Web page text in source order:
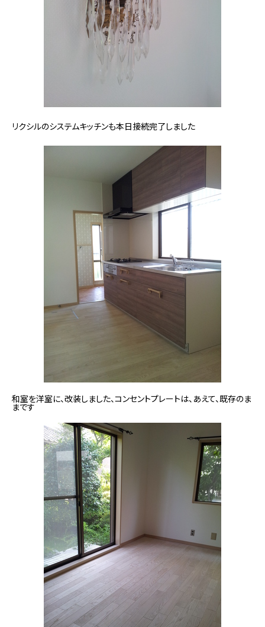
リクシルのシステムキッチンも本日接続完了しました
和室を洋室に、改装しました、コンセントプレートは、あえて、既存のま
まです